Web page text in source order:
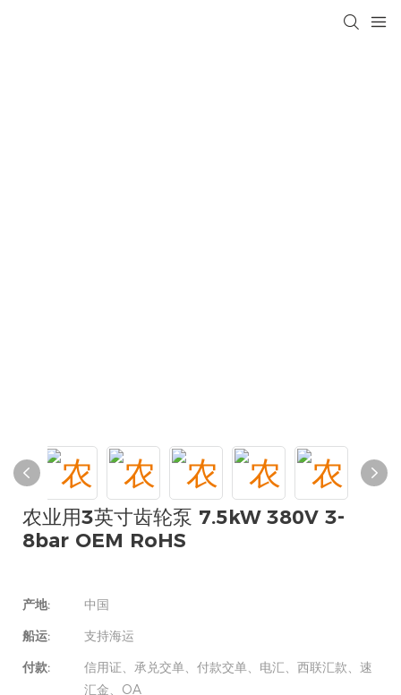
农业用3英寸齿轮泵 7.5kW 380V 3-
8bar OEM RoHS
产地:
中国
船运:
支持海运
付款:
信用证、承兑交单、付款交单、电汇、西联汇款、速
汇金、OA